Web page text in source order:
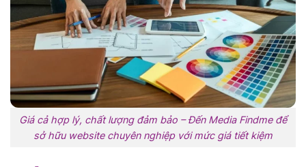
Giá cả hợp lý, chất lượng đảm bảo – Đến Media Findme để
sở hữu website chuyên nghiệp với mức giá tiết kiệm